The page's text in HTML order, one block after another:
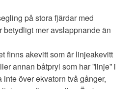
på stora fjärdar med
betydligt mer avslappnande än
finns akevitt som är linjeakevitt
annan båtpryl som har ”linje” i
inte över ekvatorn två gånger,